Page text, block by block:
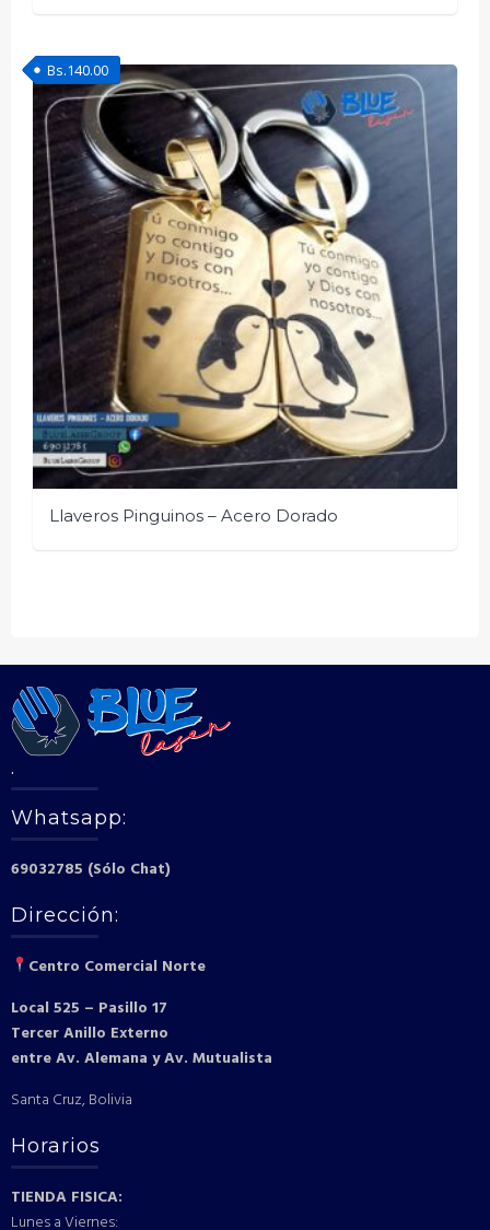
Llaveros Pinguinos – Acero Dorado
Bs.140.00
.
Whatsapp:
69032785 (Sólo Chat)
Dirección:
Centro Comercial Norte
Local 525 – Pasillo 17
Tercer Anillo Externo
entre Av. Alemana y Av. Mutualista
Santa Cruz, Bolivia
Horarios
TIENDA FISICA:
Lunes a Viernes: